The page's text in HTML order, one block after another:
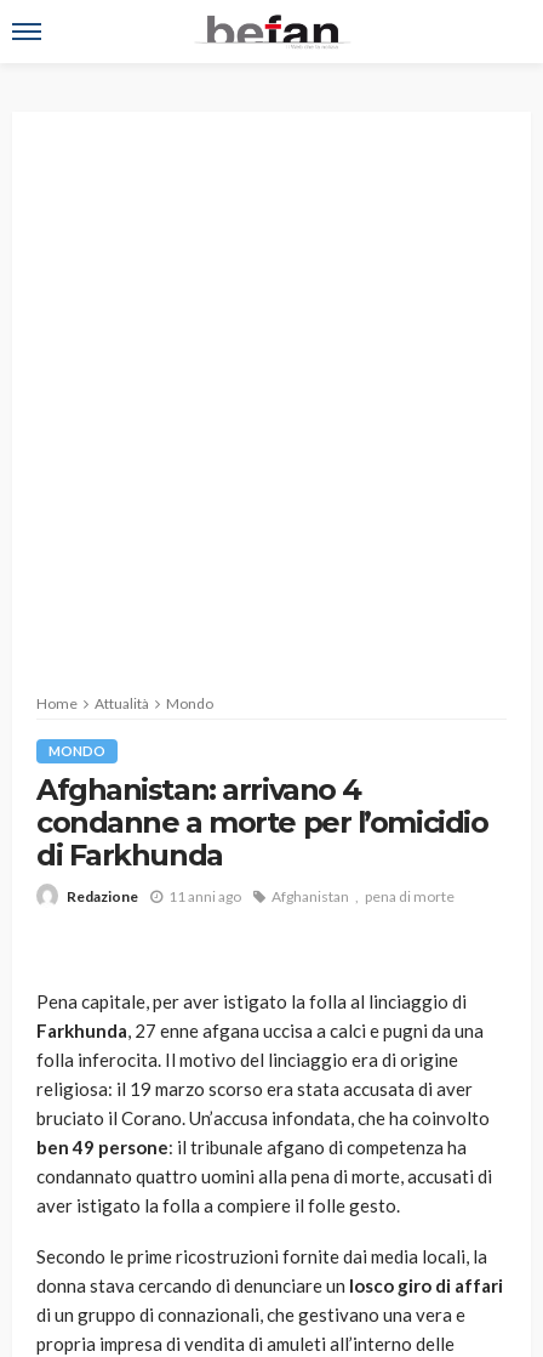
Home Attualità Mondo
MONDO
Afghanistan: arrivano 4
condanne a morte per l’omicidio
di Farkhunda
Redazione 11 anni ago Afghanistan pena di morte
Pena capitale, per aver istigato la folla al linciaggio di
Farkhunda, 27 enne afgana uccisa a calci e pugni da una
folla inferocita. Il motivo del linciaggio era di origine
religiosa: il 19 marzo scorso era stata accusata di aver
bruciato il Corano. Un’accusa infondata, che ha coinvolto
ben 49 persone: il tribunale afgano di competenza ha
condannato quattro uomini alla pena di morte, accusati di
aver istigato la folla a compiere il folle gesto.
Secondo le prime ricostruzioni fornite dai media locali, la
donna stava cercando di denunciare un losco giro di affari
di un gruppo di connazionali, che gestivano una vera e
propria impresa di vendita di amuleti all’interno delle